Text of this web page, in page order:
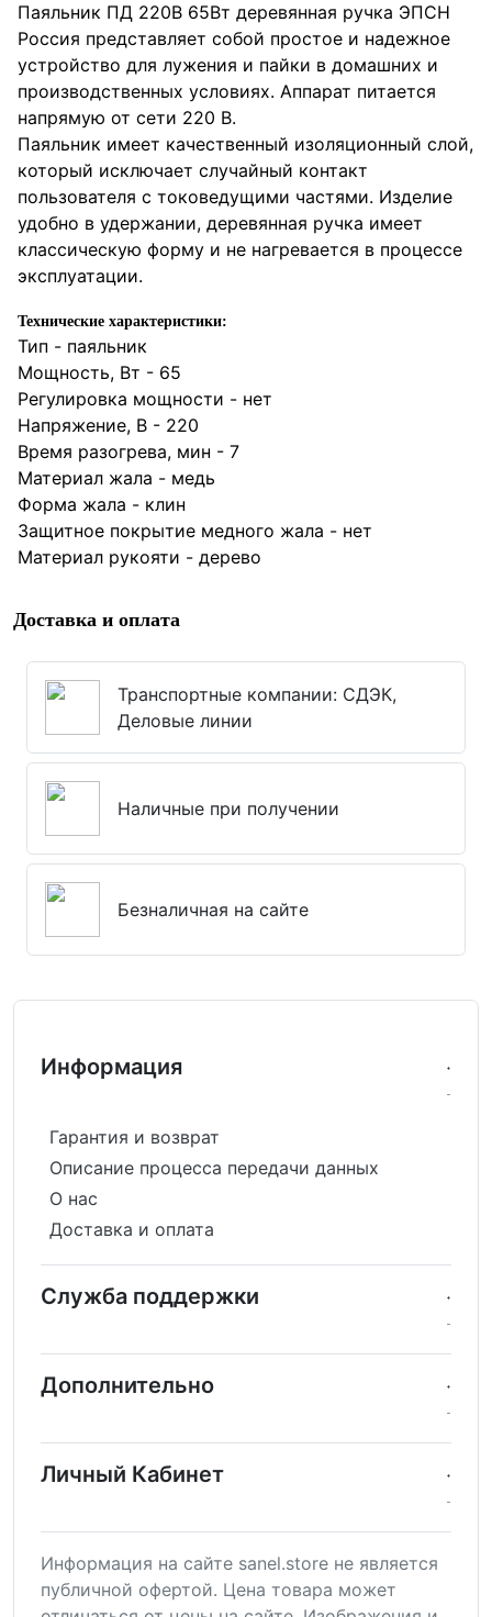
Паяльник ПД 220В 65Вт деревянная ручка ЭПСН
Россия представляет собой простое и надежное
устройство для лужения и пайки в домашних и
производственных условиях. Аппарат питается
напрямую от сети 220 В.
Паяльник имеет качественный изоляционный слой,
который исключает случайный контакт
пользователя с токоведущими частями. Изделие
удобно в удержании, деревянная ручка имеет
классическую форму и не нагревается в процессе
эксплуатации.
Технические характеристики:
Тип - паяльник
Мощность, Вт - 65
Регулировка мощности - нет
Напряжение, В - 220
Время разогрева, мин - 7
Материал жала - медь
Форма жала - клин
Защитное покрытие медного жала - нет
Материал рукояти - дерево
Доставка и оплата
Транспортные компании: СДЭК,
Деловые линии
Наличные при получении
Безналичная на сайте
Информация
Гарантия и возврат
Описание процесса передачи данных
О нас
Доставка и оплата
Служба поддержки
Дополнительно
Личный Кабинет
Информация на сайте sanel.store не является
публичной офертой. Цена товара может